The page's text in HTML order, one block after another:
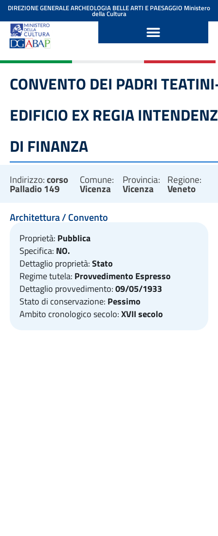
contenuto
DIREZIONE GENERALE ARCHEOLOGIA BELLE ARTI E PAESAGGIO Ministero
della Cultura
CONVENTO DEI PADRI
EDIFICIO EX REGIA
DI FINANZA
Indirizzo:corso
Palladio 149
Comune:
Vicenza
Provincia:
Vicenza
Regione:
Veneto
Architettura / Convento
Proprietà: Pubblica
Specifica: NO.
Dettaglio proprietà:Stato
Regime tutela: Provvedimento Espresso
Dettaglio provvedimento:09/05/1933
Stato di conservazione: Pessimo
Ambito cronologico secolo:XVII secolo